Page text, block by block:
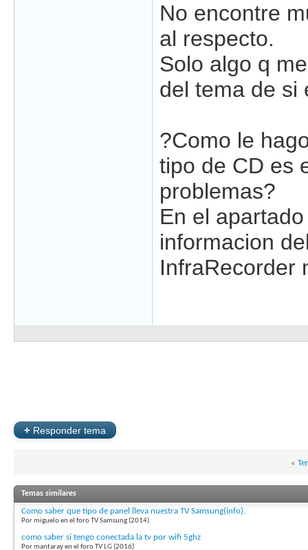
No encontre
al respecto.
Solo algo q
del tema de si
?Como le
tipo de CD es
problemas?
En el
informacion
InfraRecorder
+ Responder tema
«
Temas similares
Como saber que tipo de panel lleva nuestra TV Samsung(info).
Por miguelo en el foro TV Samsung (2014)
como saber si tengo conectada la tv por wifi 5ghz
Por mantaray en el foro TV LG (2016)